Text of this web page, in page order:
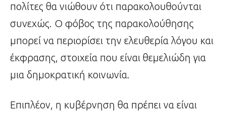
πολίτες θα νιώθουν ότι παρακολουθούνται
συνεχώς. Ο φόβος της παρακολούθησης
μπορεί να περιορίσει την ελευθερία λόγου και
έκφρασης, στοιχεία που είναι θεμελιώδη για
μια δημοκρατική κοινωνία.
Επιπλέον, η κυβέρνηση θα πρέπει να είναι